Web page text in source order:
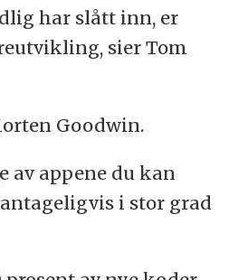
har slått inn, er
sier Tom
Goodwin.
av appene du kan
i stor grad